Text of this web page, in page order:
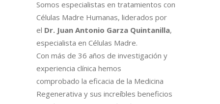
Somos especialistas en tratamientos con
Células Madre Humanas, liderados por
el Dr. Juan Antonio Garza Quintanilla,
especialista en Células Madre.
Con más de 36 años de investigación y
experiencia clínica hemos
comprobado la eficacia de la Medicina
Regenerativa y sus increíbles beneficios